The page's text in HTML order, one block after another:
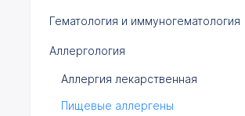
Гематология и иммуногематология
Аллергология
Аллергия лекарственная
Пищевые аллергены